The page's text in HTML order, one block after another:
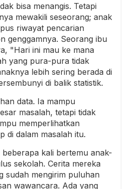
bisa menangis. Tetapi
mewakili seseorang; anak
riwayat pencarian
genggamnya. Seorang ibu
"Hari ini mau ke mana
yang pura-pura tidak
lebih sering berada di
di balik statistik.
data. Ia mampu
masalah, tetapi tidak
memperlihatkan
di dalam masalah itu.
kali bertemu anak-
sekolah. Cerita mereka
sudah mengirim puluhan
wawancara. Ada yang